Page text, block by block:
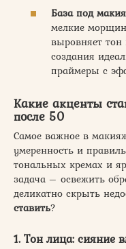
База под
мелкие
выровняет
создания
праймеры с
Какие акценты
после 50
Самое важное в
умеренность и
тональных кремах и
задача – освежить
деликатно скрыть
ставить?
1. Тон лица: сияние